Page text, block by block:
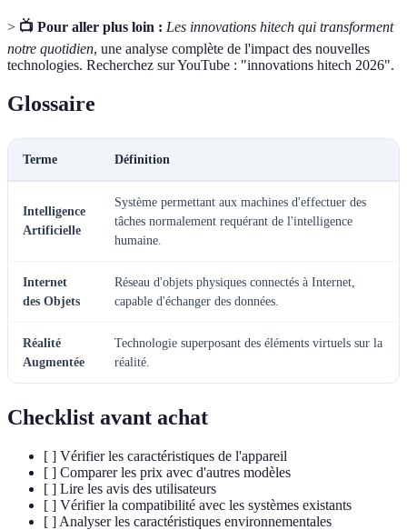
> 📺 Pour aller plus loin : Les innovations hitech qui transforment
notre quotidien, une analyse complète de l'impact des nouvelles
technologies. Recherchez sur YouTube : "innovations hitech 2026".
Glossaire
Terme Définition
Intelligence
Artificielle
Système permettant aux machines d'effectuer des
tâches normalement requérant de l'intelligence
humaine.
Internet
des Objets
Réseau d'objets physiques connectés à Internet,
capable d'échanger des données.
Réalité
Augmentée
Technologie superposant des éléments virtuels sur la
réalité.
Checklist avant achat
[ ] Vérifier les caractéristiques de l'appareil
[ ] Comparer les prix avec d'autres modèles
[ ] Lire les avis des utilisateurs
[ ] Vérifier la compatibilité avec les systèmes existants
[ ] Analyser les caractéristiques environnementales